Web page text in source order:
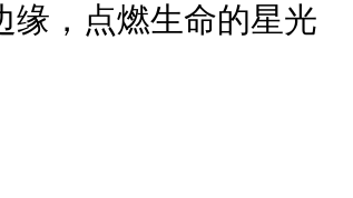
缘，点燃生命的星光